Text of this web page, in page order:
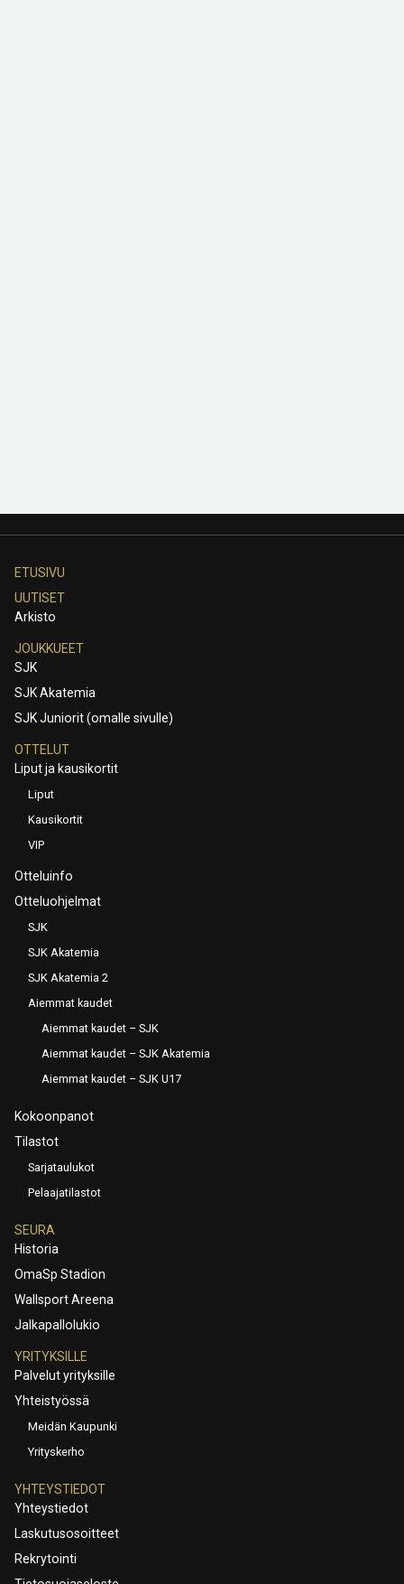
ETUSIVU
UUTISET
Arkisto
JOUKKUEET
SJK
SJK Akatemia
SJK Juniorit (omalle sivulle)
OTTELUT
Liput ja kausikortit
Liput
Kausikortit
VIP
Otteluinfo
Otteluohjelmat
SJK
SJK Akatemia
SJK Akatemia 2
Aiemmat kaudet
Aiemmat kaudet – SJK
Aiemmat kaudet – SJK Akatemia
Aiemmat kaudet – SJK U17
Kokoonpanot
Tilastot
Sarjataulukot
Pelaajatilastot
SEURA
Historia
OmaSp Stadion
Wallsport Areena
Jalkapallolukio
YRITYKSILLE
Palvelut yrityksille
Yhteistyössä
Meidän Kaupunki
Yrityskerho
YHTEYSTIEDOT
Yhteystiedot
Laskutusosoitteet
Rekrytointi